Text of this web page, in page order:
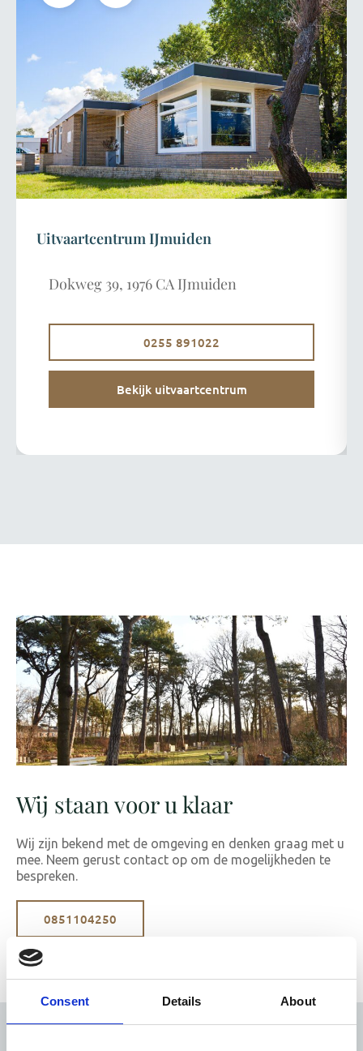
Consent Details About
Uitvaartcentrum IJmuiden
Dokweg 39, 1976 CA IJmuiden
0255 891022
Bekijk uitvaartcentrum
Wij staan voor u klaar​
Wij zijn bekend met de omgeving en denken graag met u
mee. Neem gerust contact op om de mogelijkheden te
bespreken.
0851104250